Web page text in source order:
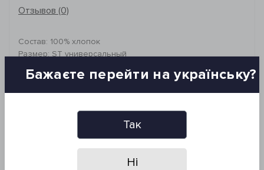
Отзывов (0)
Состав: 100% хлопок
Размер: ST универсальный
Производитель: Buldans, Турция
Упаковка: ПВХ
Похожие товары
Бажаєте перейти на українську?
Так
Ні